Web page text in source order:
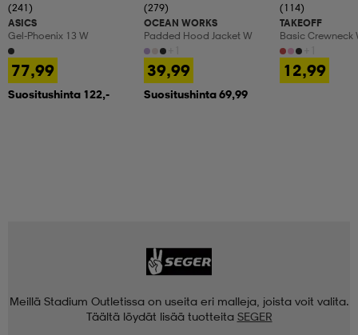
(241)
ASICS
Gel-Phoenix 13 W
77,99
Suositushinta 122,-
(279)
OCEAN WORKS
Padded Hood Jacket W
39,99
Suositushinta 69,99
(114)
TAKEOFF
Basic Crewneck
12,99
Meillä Stadium Outletissa on useita eri malleja, joista voit valita.
Täältä löydät lisää tuotteita SEGER